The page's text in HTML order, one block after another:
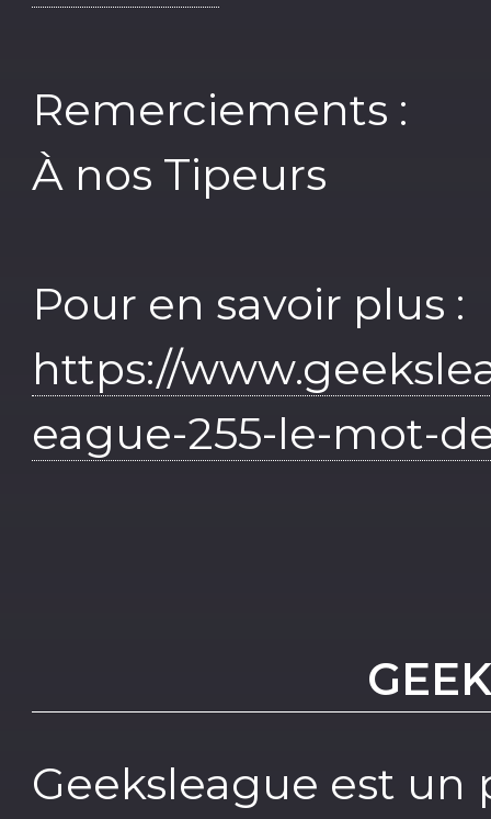
Remerciements :
À nos Tipeurs
Pour en savoir plus :
https://
eague-255-le-mot-
Geeksleague est